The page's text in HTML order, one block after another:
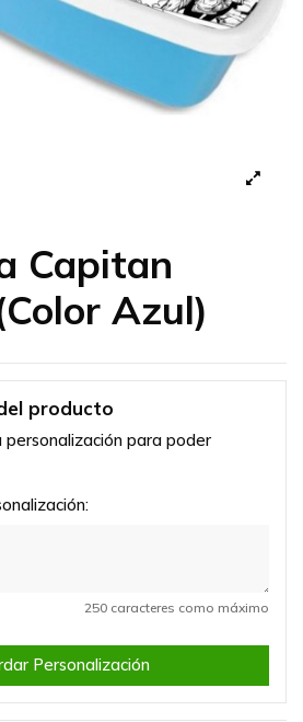
Capitan
Azul)
producto
personalización para poder
250 caracteres como máximo
Personalización